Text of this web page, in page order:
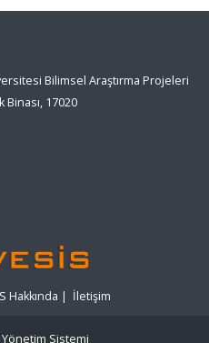
Bilimsel Araştırma Projeleri
17020
Hakkında | İletişim
Sistemi